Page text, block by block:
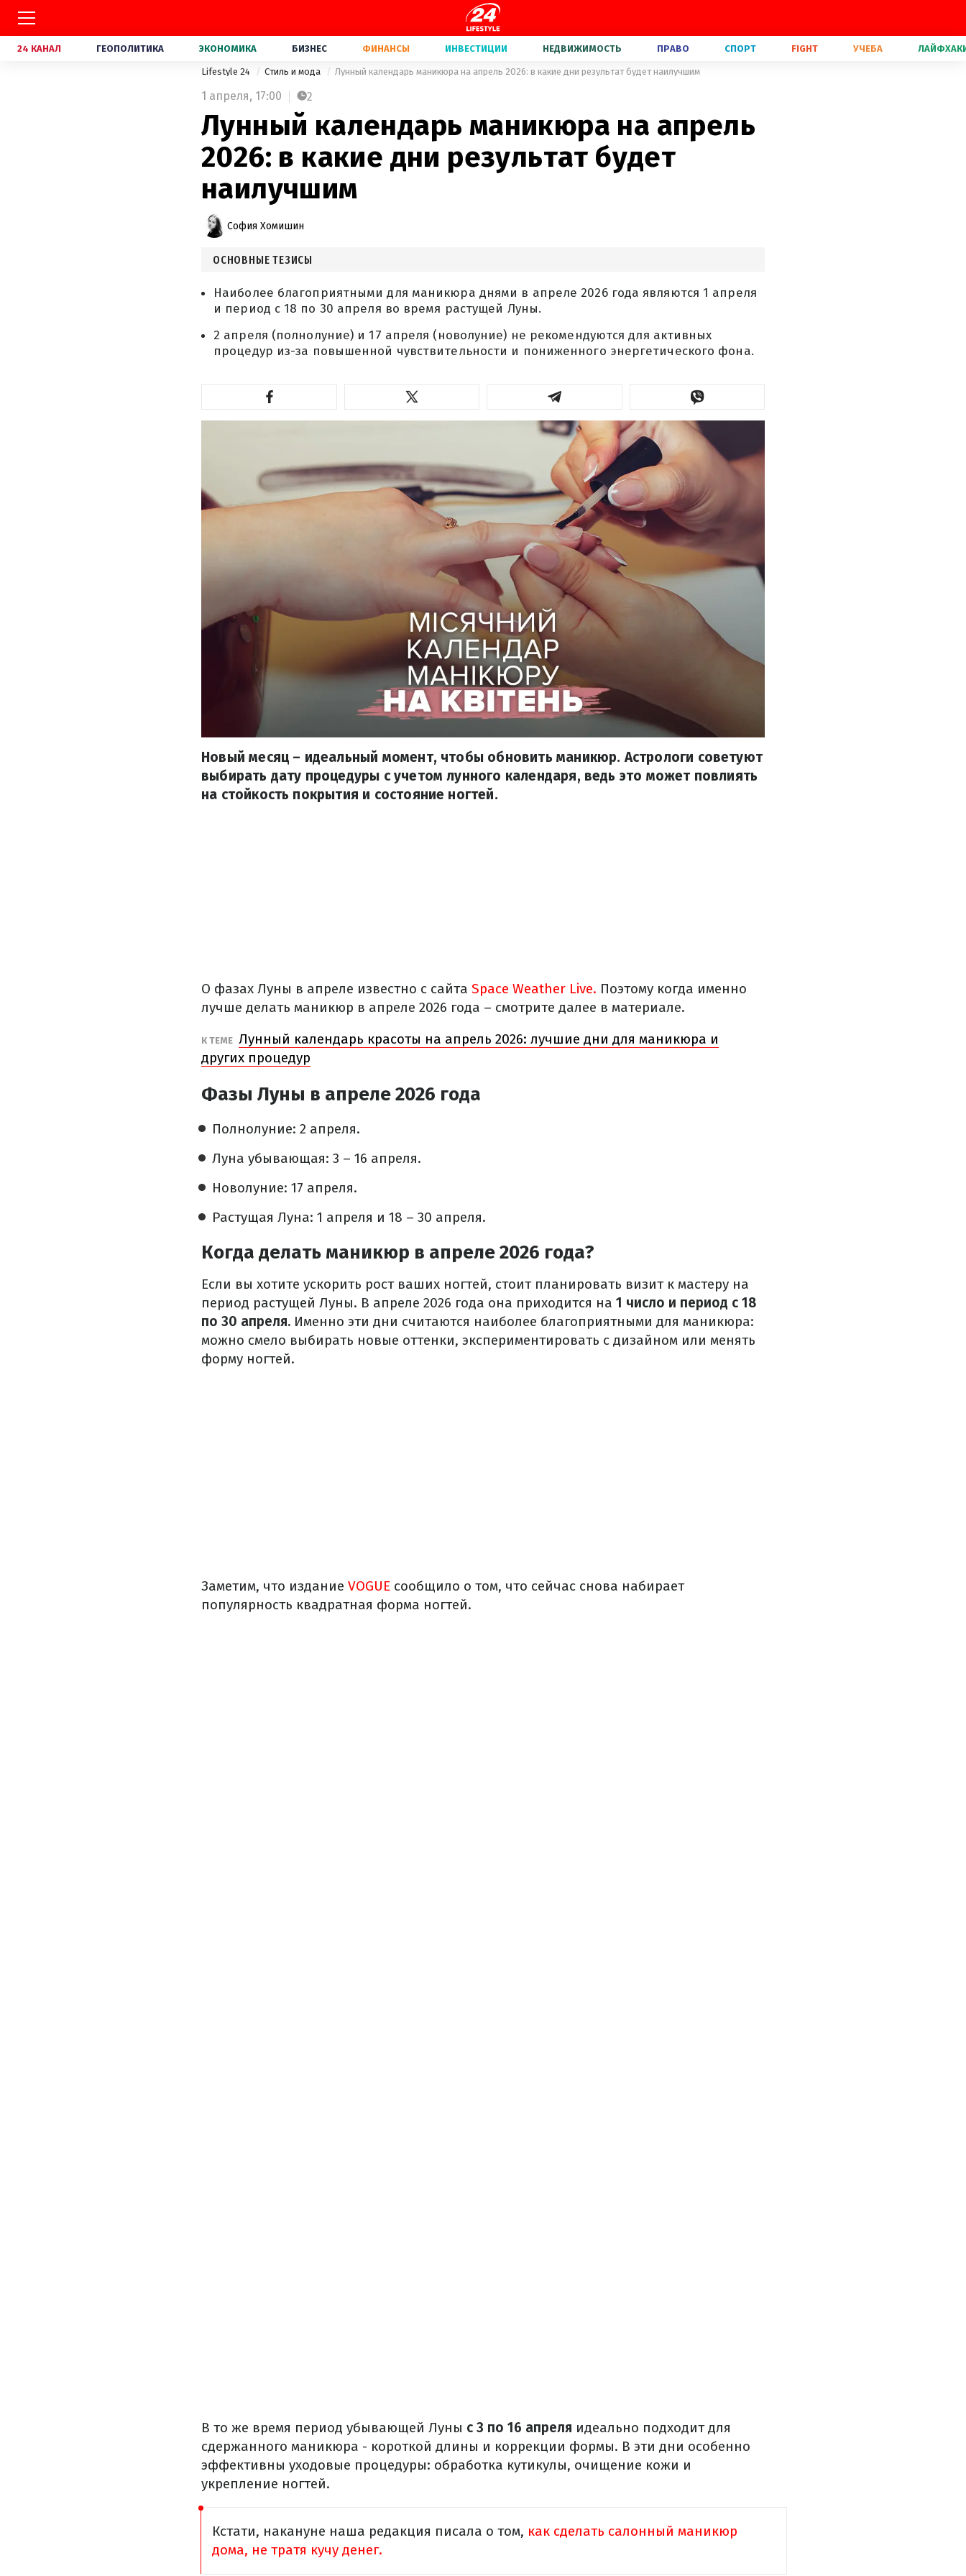
24 КАНАЛ ГЕОПОЛИТИКА ЭКОНОМИКА БИЗНЕС ФИНАНСЫ ИНВЕСТИЦИИ НЕДВИЖИМОСТЬ ПРАВО СПОРТ FIGHT УЧЕБА
Lifestyle 24 Стиль и мода Лунный календарь маникюра на апрель 2026: в какие дни результат будет наилучшим
1 апреля, 17:00 2
Лунный календарь маникюра на апрель
2026: в какие дни результат будет
наилучшим
София Хомишин
ОСНОВНЫЕ ТЕЗИСЫ
Наиболее благоприятными для маникюра днями в апреле 2026 года являются 1 апреля
и период с 18 по 30 апреля во время растущей Луны.
2 апреля (полнолуние) и 17 апреля (новолуние) не рекомендуются для активных
процедур из-за повышенной чувствительности и пониженного энергетического фона.
Новый месяц – идеальный момент, чтобы обновить маникюр. Астрологи советуют
выбирать дату процедуры с учетом лунного календаря, ведь это может повлиять
на стойкость покрытия и состояние ногтей.
О фазах Луны в апреле известно с сайта Space Weather Live. Поэтому когда именно
лучше делать маникюр в апреле 2026 года – смотрите далее в материале.
К ТЕМЕ Лунный календарь красоты на апрель 2026: лучшие дни для маникюра и
других процедур
Фазы Луны в апреле 2026 года
Полнолуние: 2 апреля.
Луна убывающая: 3 – 16 апреля.
Новолуние: 17 апреля.
Растущая Луна: 1 апреля и 18 – 30 апреля.
Когда делать маникюр в апреле 2026 года?
Если вы хотите ускорить рост ваших ногтей, стоит планировать визит к мастеру на
период растущей Луны. В апреле 2026 года она приходится на 1 число и период с 18
по 30 апреля. Именно эти дни считаются наиболее благоприятными для маникюра:
можно смело выбирать новые оттенки, экспериментировать с дизайном или менять
форму ногтей.
Заметим, что издание VOGUE сообщило о том, что сейчас снова набирает
популярность квадратная форма ногтей.
В то же время период убывающей Луны с 3 по 16 апреля идеально подходит для
сдержанного маникюра - короткой длины и коррекции формы. В эти дни особенно
эффективны уходовые процедуры: обработка кутикулы, очищение кожи и
укрепление ногтей.
Кстати, накануне наша редакция писала о том, как сделать салонный маникюр
дома, не тратя кучу денег.